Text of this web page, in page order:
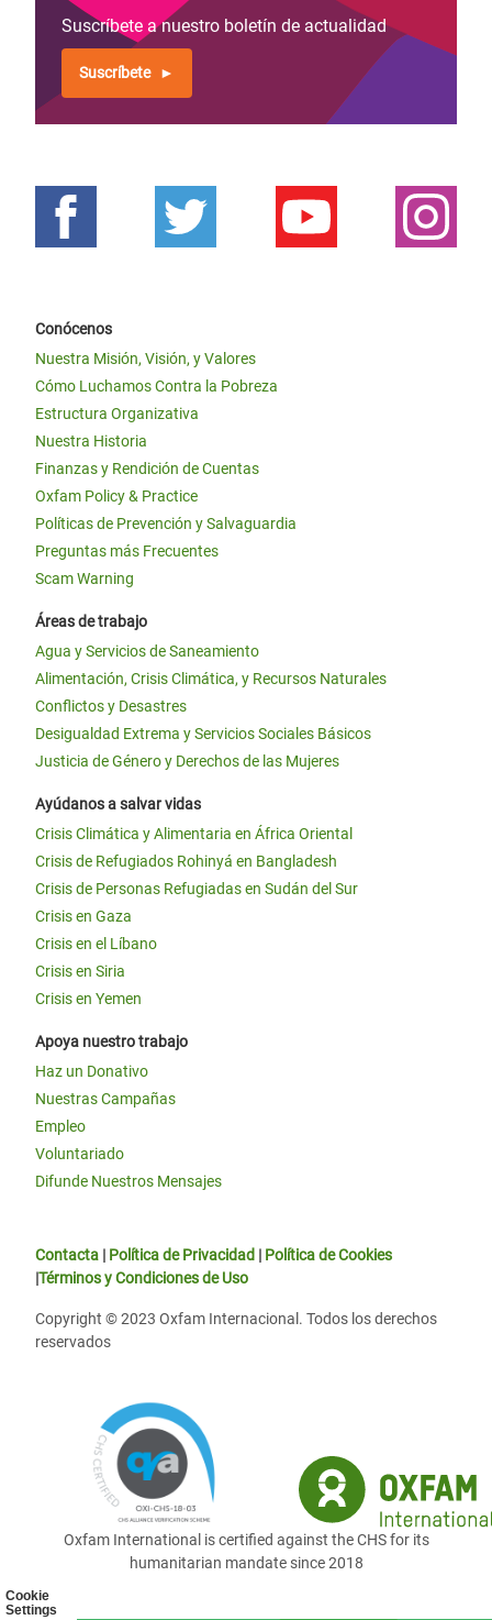
Cookie
Settings
Suscríbete a nuestro boletín de actualidad
Suscríbete
Conócenos
Nuestra Misión, Visión, y Valores
Cómo Luchamos Contra la Pobreza
Estructura Organizativa
Nuestra Historia
Finanzas y Rendición de Cuentas
Oxfam Policy & Practice
Políticas de Prevención y Salvaguardia
Preguntas más Frecuentes
Scam Warning
Áreas de trabajo
Agua y Servicios de Saneamiento
Alimentación, Crisis Climática, y Recursos Naturales
Conflictos y Desastres
Desigualdad Extrema y Servicios Sociales Básicos
Justicia de Género y Derechos de las Mujeres
Ayúdanos a salvar vidas
Crisis Climática y Alimentaria en África Oriental
Crisis de Refugiados Rohinyá en Bangladesh
Crisis de Personas Refugiadas en Sudán del Sur
Crisis en Gaza
Crisis en el Líbano
Crisis en Siria
Crisis en Yemen
Apoya nuestro trabajo
Haz un Donativo
Nuestras Campañas
Empleo
Voluntariado
Difunde Nuestros Mensajes
Contacta | Política de Privacidad | Política de Cookies
|Términos y Condiciones de Uso
Copyright © 2023 Oxfam Internacional. Todos los derechos
reservados
Oxfam International is certified against the CHS for its
humanitarian mandate since 2018